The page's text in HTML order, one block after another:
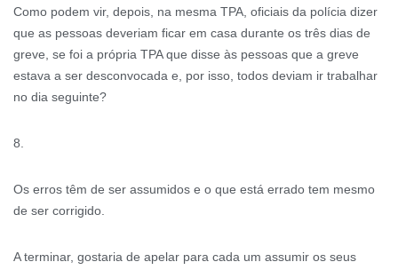
Como podem vir, depois, na mesma TPA, oficiais da polícia dizer
que as pessoas deveriam ficar em casa durante os três dias de
greve, se foi a própria TPA que disse às pessoas que a greve
estava a ser desconvocada e, por isso, todos deviam ir trabalhar
no dia seguinte?
8.
Os erros têm de ser assumidos e o que está errado tem mesmo
de ser corrigido.
A terminar, gostaria de apelar para cada um assumir os seus